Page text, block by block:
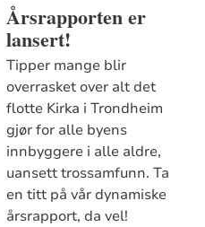
Årsrapporten er
lansert!
Tipper mange blir
overrasket over alt det
flotte Kirka i Trondheim
gjør for alle byens
innbyggere i alle aldre,
uansett trossamfunn. Ta
en titt på vår dynamiske
årsrapport, da vel!